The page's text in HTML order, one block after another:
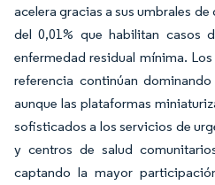
acelera gracias a sus umbrales
del 0,01% que habilitan casos
enfermedad residual mínima.
referencia continúan
aunque las plataformas
sofisticados a los servicios de
y centros de salud
captando la mayor